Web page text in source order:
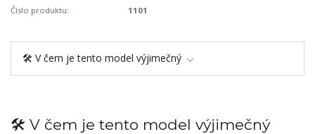
Číslo produktu: 1101
🛠️ V čem je tento model výjimečný
🛠️ V čem je tento model výjimečný